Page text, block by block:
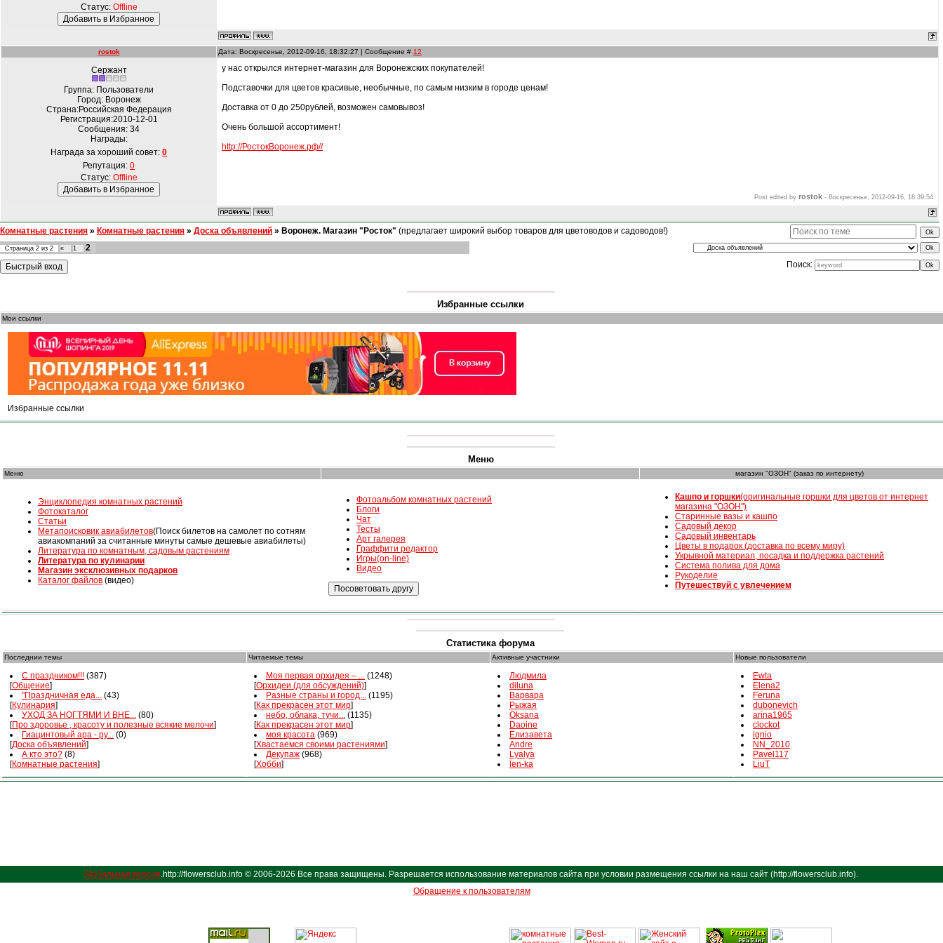
Статус: Offline
rostok Дата: Воскресенье, 2012-09-16, 18:32:27 | Сообщение # 12
Сержант
Группа: Пользователи
Город: Воронеж
Страна:Российская Федерация
Регистрация:2010-12-01
Сообщения: 34
Награды:
Награда за хороший совет: 0
Репутация: 0
Статус: Offline
у нас открылся интернет-магазин для Воронежских покупателей!
Подставочки для цветов красивые, необычные, по самым низким в городе ценам!
Доставка от 0 до 250рублей, возможен самовывоз!
Очень большой ассортимент!
http://РостокВоронеж.рф//
Post edited by rostok - Воскресенье, 2012-09-16, 18:39:54
Комнатные растения » Комнатные растения » Доска объявлений » Воронеж. Магазин "Росток" (предлагает широкий выбор товаров для цветоводов и садоводов!)
Страница 2 из 2 « 1
2
Поиск:
Избранные ссылки
Мои ссылки
Избранные ссылки
Меню
Меню магазин "ОЗОН" (заказ по интернету)
Энциклопедия комнатных растений
Фотокаталог
Статьи
Mетапоисковик авиабилетов(Поиск билетов на самолет по сотням
авиакомпаний за считанные минуты самые дешевые авиабилеты)
Литература по комнатным, садовым растениям
Литература по кулинарии
Магазин эксклюзивных подарков
Каталог файлов (видео)
Фотоальбом комнатных растений
Блоги
Чат
Тесты
Арт галерея
Граффити редактор
Игры(on-line)
Видео
Кашпо и горшки(оригинальные горшки для цветов от интернет
магазина "ОЗОН")
Старинные вазы и кашпо
Садовый декор
Садовый инвентарь
Цветы в подарок (доставка по всему миру)
Укрывной материал, посадка и поддержка растений
Система полива для дома
Рукоделие
Путешествуй с увлечением
Статистика форума
Последнии темы Читаемые темы Активные участники Новые пользователи
С праздником!!! (387)
[Общение]
"Праздничная еда... (43)
[Кулинария]
УХОД ЗА НОГТЯМИ И ВНЕ... (80)
[Про здоровье , красоту и полезные всякие мелочи]
Гиацинтовый ара - ру... (0)
[Доска объявлений]
А кто это? (8)
[Комнатные растения]
Моя первая орхидея – ... (1248)
[Орхидеи (для обсуждений)]
Разные страны и город... (1195)
[Как прекрасен этот мир]
небо, облака, тучи... (1135)
[Как прекрасен этот мир]
моя красота (969)
[Хвастаемся своими растениями]
Декупаж (968)
[Хобби]
Людмила
diluna
Варвара
Рыжая
Oksana
Daoine
Елизавета
Andre
Lyalya
len-ka
Ewta
Elena2
Feruna
dubonevich
arina1965
clockot
ignio
NN_2010
Pavel117
LiuT
Мобильная версия.http://flowersclub.info © 2006-2026 Все права защищены. Разрешается использование материалов сайта при условии размещения ссылки на наш сайт (http://flowersclub.info).
Обращение к пользователям